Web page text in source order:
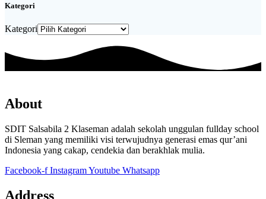
Kategori
Kategori
About
SDIT Salsabila 2 Klaseman adalah sekolah unggulan fullday school
di Sleman yang memiliki visi terwujudnya generasi emas qur’ani
Indonesia yang cakap, cendekia dan berakhlak mulia.
Facebook-f InstagramYoutube Whatsapp
Address